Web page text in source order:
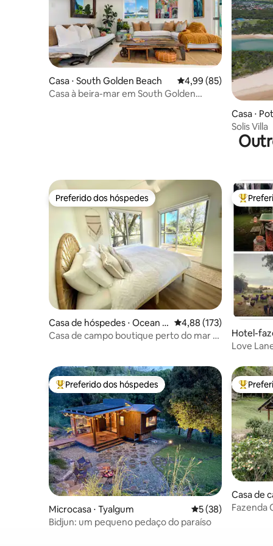
Casa ⋅ South Golden Beach 4,99 de uma avaliação
4,99 (85)
Casa à beira-mar em South Golden
Casa ⋅
Solis Villa
Preferido dos hóspedes
Preferido dos hóspedes
Casa de hóspedes ⋅ Ocean S
hores
4,88 de uma avaliação
4,88 (173)
Casa de campo boutique perto do mar e
Entre
Hotel-
Love
Entre os melhores preferidos dos hóspedes
Preferido dos hóspedes
Microcasa ⋅ Tyalgum 5 de uma
5 (38)
Bidjun: um pequeno pedaço do paraíso
Entre
Casa de
Fazenda